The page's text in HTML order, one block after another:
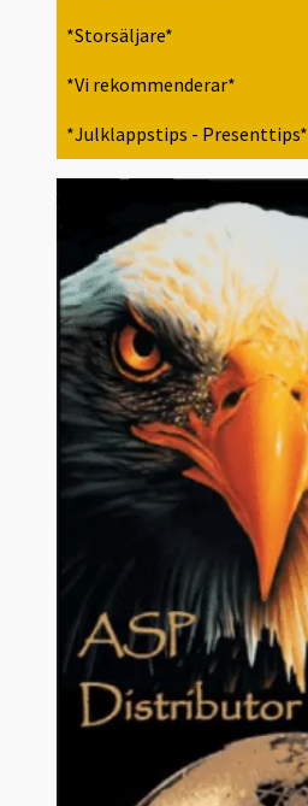
*Storsäljare*
*Vi rekommenderar*
*Julklappstips - Presenttips*